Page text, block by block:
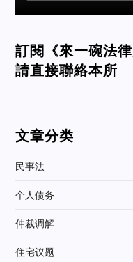
訂閱《來一碗法
請直接聯絡本所
文章分类
民事法
个人债务
仲裁调解
住宅议题